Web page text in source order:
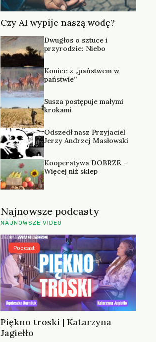
Czy AI wypije naszą wodę?
Dwugłos o sztuce i
przyrodzie: Niebo
Koniec z „państwem w
państwie”
Susza postępuje małymi
krokami
Odszedł nasz Przyjaciel
Jerzy Andrzej Masłowski
Kooperatywa DOBRZE –
Więcej niż sklep
Najnowsze podcasty
NAJNOWSZE VIDEO
Piękno troski | Katarzyna
Jagiełło
Podcast